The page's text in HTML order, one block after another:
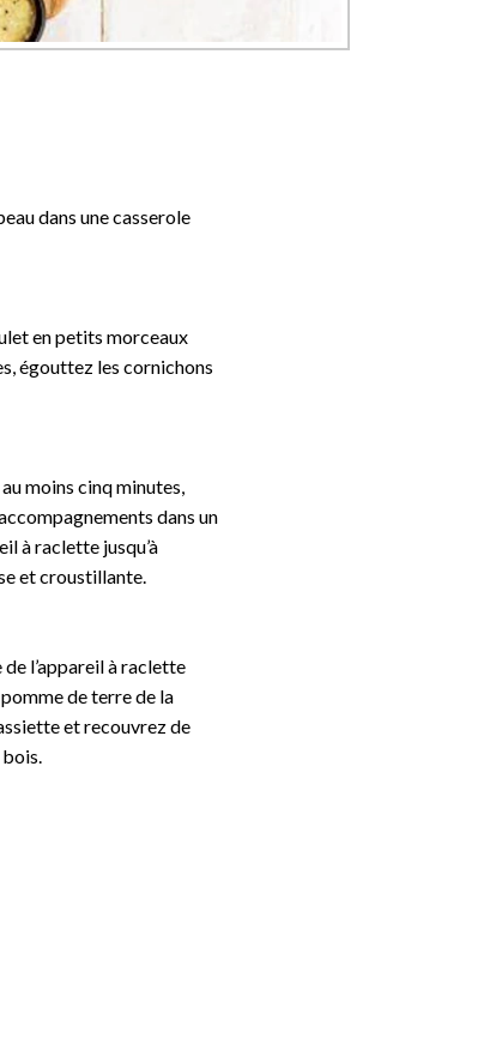
dans une casserole
en petits morceaux
égouttez les cornichons
moins cinq minutes,
dans un
à raclette jusqu’à
et croustillante.
l’appareil à raclette
de terre de la
et recouvrez de
bois.